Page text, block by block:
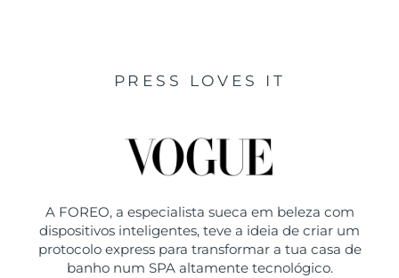
PRESS LOVES IT
A FOREO, a especialista sueca em beleza com
dispositivos inteligentes, teve a ideia de criar um
protocolo express para transformar a tua casa de
banho num SPA altamente tecnológico.